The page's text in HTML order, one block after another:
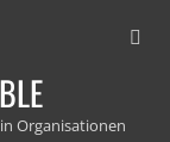
Open
Organisationen